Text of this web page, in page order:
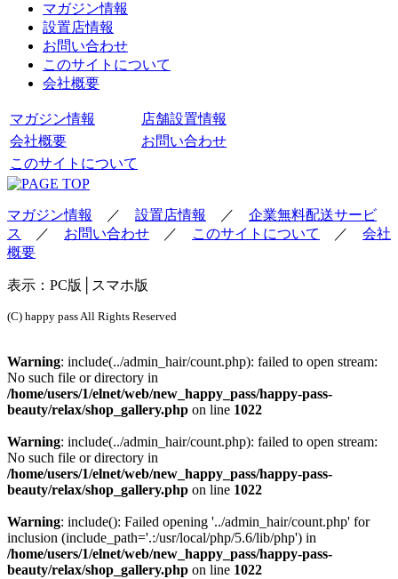
マガジン情報
設置店情報
お問い合わせ
このサイトについて
会社概要
マガジン情報
店舗設置情報
会社概要
お問い合わせ
このサイトについて
マガジン情報 ／ 設置店情報 ／ 企業無料配送サービ
ス
／ お問い合わせ ／ このサイトについて ／ 会社
概要
表示： PC版 │スマホ版
(C) happy pass All Rights Reserved
Warning: include(../admin_hair/count.php): failed to open stream:
No such file or directory in
/home/users/1/elnet/web/new_happy_pass/happy-pass-
beauty/relax/shop_gallery.php on line 1022
Warning: include(../admin_hair/count.php): failed to open stream:
No such file or directory in
/home/users/1/elnet/web/new_happy_pass/happy-pass-
beauty/relax/shop_gallery.php on line 1022
Warning: include(): Failed opening '../admin_hair/count.php' for
inclusion (include_path='.:/usr/local/php/5.6/lib/php') in
/home/users/1/elnet/web/new_happy_pass/happy-pass-
beauty/relax/shop_gallery.php on line 1022